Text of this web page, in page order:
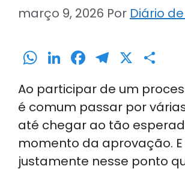
março 9, 2026 Por Diário
W
a
ts
A
p
Li
n
k
e
dI
n
F
c
e
b
o
T
e
gr
a
m
X
ar
e
Ao participar de um
é comum passar por
até chegar ao tão
momento da aprovação. E
justamente nesse ponto